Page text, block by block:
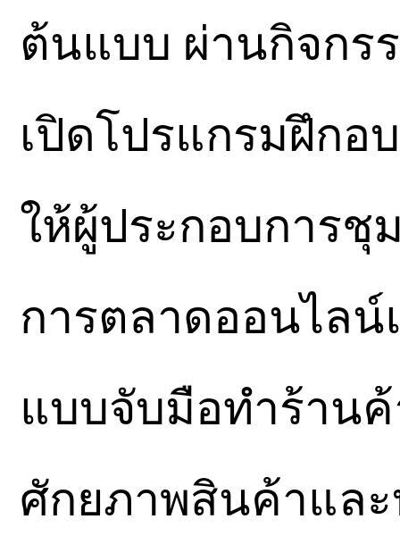
ต้นแบบ ผ่านกิจกรร
เปิดโปรแกรมฝึกอ
ให้ผู้ประกอบการชุ
การตลาดออนไล
แบบจับมือทำร้าน
ศักยภาพสินค้าแล